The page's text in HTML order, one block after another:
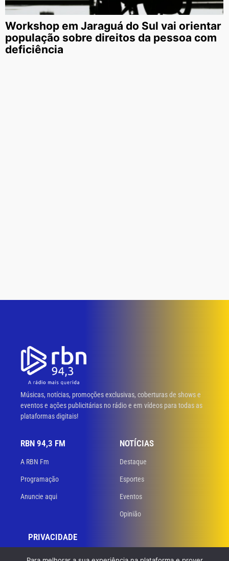
Workshop em Jaraguá do Sul vai orientar
população sobre direitos da pessoa com
deficiência
Músicas, notícias, promoções exclusivas, coberturas de shows e
eventos e ações publicitárias no rádio e em vídeos para todas as
plataformas digitais!
RBN 94,3 FM
A RBN Fm
Programação
Anuncie aqui
NOTÍCIAS
Destaque
Esportes
Eventos
Opinião
PRIVACIDADE